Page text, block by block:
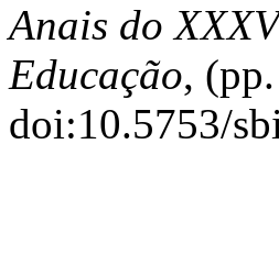
Anais do
Educação,
doi:10.5753/